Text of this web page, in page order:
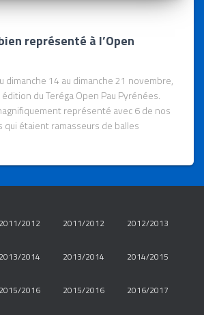
représenté à l’Open
dimanche 14 au dimanche 21 novembre,
du Teréga Open Pau Pyrénées.
représenté avec 6 de nos
étaient ramasseurs de balles
2011/2012 2011/2012 2012/2013
2013/2014 2013/2014 2014/2015
2015/2016 2015/2016 2016/2017